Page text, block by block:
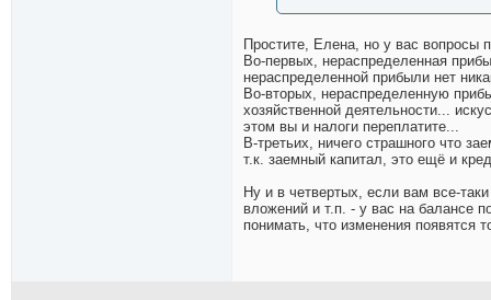
Простите, Елена, но у вас вопросы
Во-первых, нераспределенная
нераспределенной прибыли нет
Во-вторых, нераспределенную
хозяйственной деятельности...
этом вы и налоги переплатите...
В-третьих, ничего страшного что
т.к. заемный капитал, это ещё и
Ну и в четвертых, если вам все-
вложений и т.п. - у вас на балансе
понимать, что изменения появятся